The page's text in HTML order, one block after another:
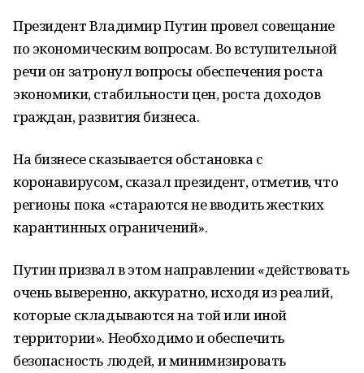
Президент Владимир Путин провел совещание
по экономическим вопросам. Во вступительной
речи он затронул вопросы обеспечения роста
экономики, стабильности цен, роста доходов
граждан, развития бизнеса.
На бизнесе сказывается обстановка с
коронавирусом, сказал президент, отметив, что
регионы пока «стараются не вводить жестких
карантинных ограничений».
Путин призвал в этом направлении «действовать
очень выверенно, аккуратно, исходя из реалий,
которые складываются на той или иной
территории». Необходимо и обеспечить
безопасность людей, и минимизировать